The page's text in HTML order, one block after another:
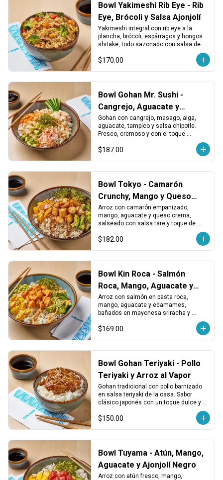
Bowl Yakimeshi Rib Eye - Rib
Eye, Brócoli y Salsa Ajonjolí
Yakimeshi integral con rib eye a la
plancha, brócoli, espárragos y hongos
shitake, todo sazonado con salsa de
balanceado.
$170.00
Bowl Gohan Mr. Sushi -
Cangrejo, Aguacate y
Tampico
Gohan con cangrejo, masago, alga,
aguacate, tampico y salsa chipotle.
Fresco, cremoso y con el toque
$187.00
Bowl Tokyo - Camarón
Crunchy, Mango y Queso
Crema
Arroz con camarón empanizado,
mango, aguacate y queso crema,
salseado con salsa tare y toque de
shichimi. Dulce, cremoso y con picor
equilibrado.
$182.00
Bowl Kin Roca - Salmón
Roca, Mango, Aguacate y
Edamames
Arroz con salmón en pasta roca,
mango, aguacate y edamames,
bañados en mayonesa sriracha y
terminado con ajonjolí. Cremoso, spicy
y lleno de textura.
$169.00
Bowl Gohan Teriyaki - Pollo
Teriyaki y Arroz al Vapor
Gohan tradicional con pollo barnizado
en salsa teriyaki de la casa. Sabor
clásico japonés con un toque dulce y
$150.00
Bowl Tuyama - Atún, Mango,
Aguacate y Ajonjolí Negro
Arroz con atún fresco, mango,